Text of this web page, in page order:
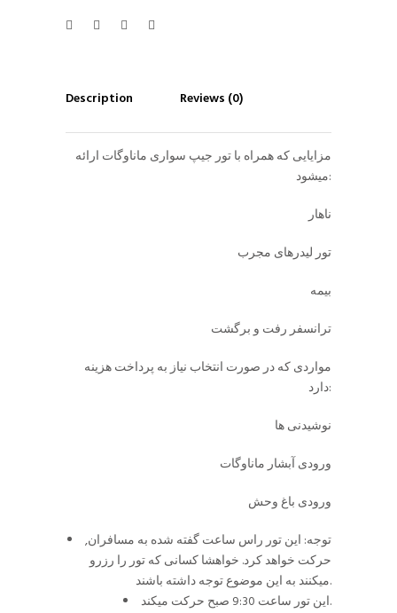
Description Reviews (0)
مزایایی که همراه با تور جیپ سواری ماناوگات ارائه
میشود:
ناهار
تور لیدرهای مجرب
بیمه
ترانسفر رفت و برگشت
مواردی که در صورت انتخاب نیاز به پرداخت هزینه
دارد:
نوشیدنی ها
ورودی آبشار ماناوگات
ورودی باغ وحش
توجه: این تور راس ساعت گفته شده به مسافران,
حرکت خواهد کرد. خواهشا کسانی که تور را رزرو
میکنند به این موضوع توجه داشته باشند.
این تور ساعت 9:30 صبح حرکت میکند.